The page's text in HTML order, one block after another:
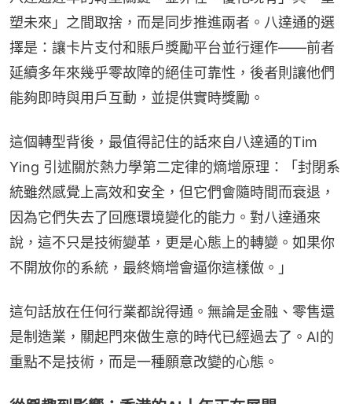
塑未來」之間取捨，而是同步推進兩者。八達通的選
擇是：讓卡片支付和賬戶獎勵平台並行運作——前者
延續多年來幾乎零故障的絕佳可靠性，後者則讓他們
能夠即時與用戶互動，並提供實時獎勵。
這個轉型背後，最值得記住的話來自八達通的Tim
Ying 引述關於熱力學第二定律的熵增原理：「封閉系
統雖然感覺上高效和安全，但它們會隨時間而衰退，
因為它們失去了回應環境變化的能力。對八達通來
說，這不只是技術變革，更是心態上的轉變。如果你
不開放你的系統，最終熵增會逼你這樣做。」
這句話放在任何行業都說得通。無論是金融、零售還
是制造業，關起門來做生意的時代已經過去了。AI的
重點不是技術，而是一種願意改變的心態。